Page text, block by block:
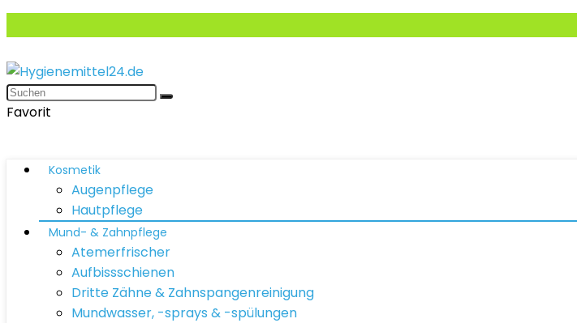
Favorit
Kosmetik
Augenpflege
Hautpflege
Mund- & Zahnpflege
Atemerfrischer
Aufbissschienen
Dritte Zähne & Zahnspangenreinigung
Mundwasser, -sprays & -spülungen